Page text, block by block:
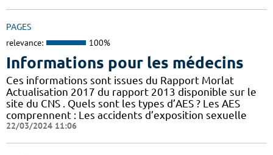
PAGES
relevance: 100%
Informations pour les médecins
Ces informations sont issues du Rapport Morlat
Actualisation 2017 du rapport 2013 disponible sur le
site du CNS . Quels sont les types d’AES ? Les AES
comprennent : Les accidents d’exposition sexuelle
22/03/2024 11:06